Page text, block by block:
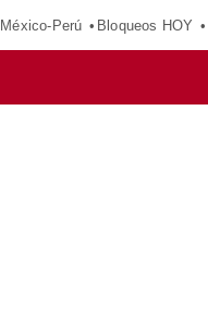
México-Perú Bloqueos HOY